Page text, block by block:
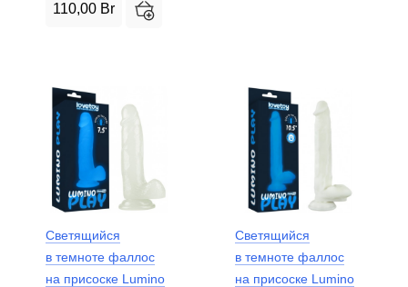
110,00 Br
Светящийся
в темноте фаллос
на присоске Lumino
Светящийся
в темноте фаллос
на присоске Lumino